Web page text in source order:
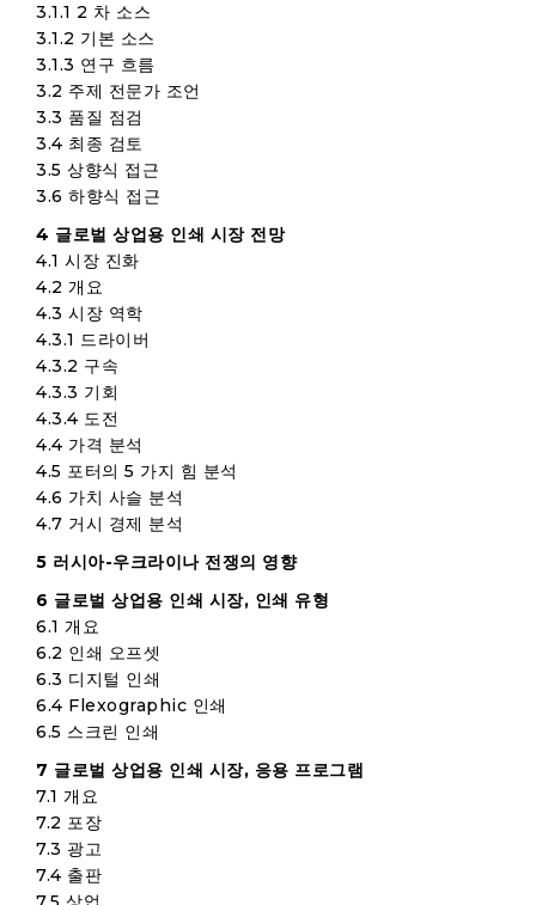
3.1.1 2 차 소스
3.1.2 기본 소스
3.1.3 연구 흐름
3.2 주제 전문가 조언
3.3 품질 점검
3.4 최종 검토
3.5 상향식 접근
3.6 하향식 접근
4 글로벌 상업용 인쇄 시장 전망
4.1 시장 진화
4.2 개요
4.3 시장 역학
4.3.1 드라이버
4.3.2 구속
4.3.3 기회
4.3.4 도전
4.4 가격 분석
4.5 포터의 5 가지 힘 분석
4.6 가치 사슬 분석
4.7 거시 경제 분석
5 러시아-우크라이나 전쟁의 영향
6 글로벌 상업용 인쇄 시장, 인쇄 유형
6.1 개요
6.2 인쇄 오프셋
6.3 디지털 인쇄
6.4 Flexographic 인쇄
6.5 스크린 인쇄
7 글로벌 상업용 인쇄 시장, 응용 프로그램
7.1 개요
7.2 포장
7.3 광고
7.4 출판